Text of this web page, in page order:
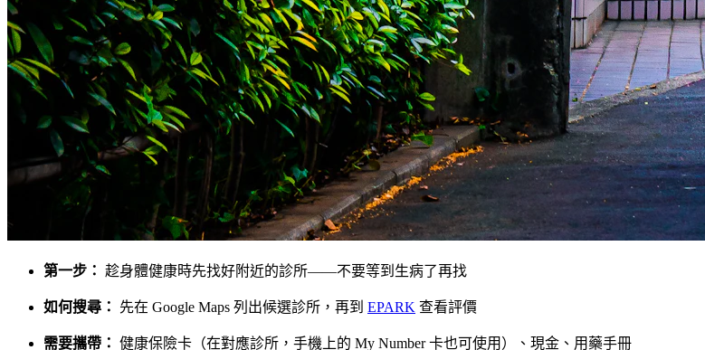
第一步： 趁身體健康時先找好附近的診所——不要等到生病了再找
如何搜尋： 先在 Google Maps 列出候選診所，再到 EPARK 查看評價
需要攜帶： 健康保險卡（在對應診所，手機上的 My Number 卡也可使用）、現金、用藥手冊